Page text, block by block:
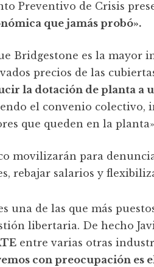
Preventivo de Crisis
que jamás probó».
Bridgestone es la mayor
precios de las
la dotación de planta a
el convenio colectivo,
que queden en la
una de las que más
libertaria. De hecho
entre varias otras
con preocupación es